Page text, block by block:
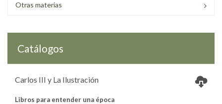
Otras materias
Catálogos
Carlos III y La Ilustración
Libros para entender una época